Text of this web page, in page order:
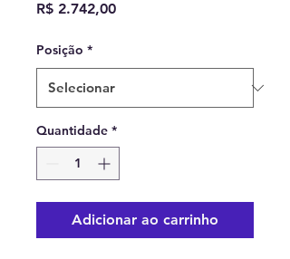
R$ 2.742,00Preço
Posição *
Quantidade *
Adicionar ao carrinho